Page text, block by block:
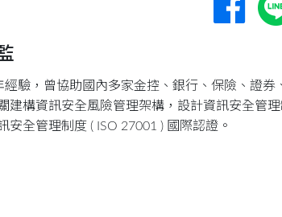
驗，曾協助國內多家金控、銀行、保險、證券
建構資訊安全風險管理架構，設計資訊安全管理
全管理制度 ( ISO 27001 ) 國際認證。